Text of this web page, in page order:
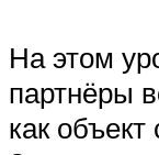
На этом
партнёры
как объект